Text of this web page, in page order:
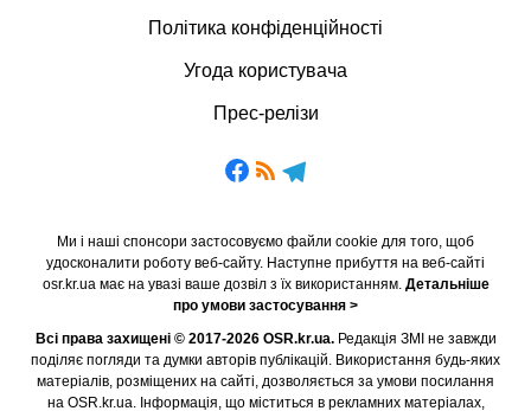
Політика конфіденційності
Угода користувача
Прес-релізи
Ми і наші спонсори застосовуємо файли cookie для того, щоб
удосконалити роботу веб-сайту. Наступне прибуття на веб-сайті
osr.kr.ua має на увазі ваше дозвіл з їх використанням. Детальніше
про умови застосування >
Всі права захищені © 2017-2026 OSR.kr.ua.Редакція ЗМІ не завжди
поділяє погляди та думки авторів публікацій. Використання будь-яких
матеріалів, розміщених на сайті, дозволяється за умови посилання
на OSR.kr.ua. Інформація, що міститься в рекламних матеріалах,